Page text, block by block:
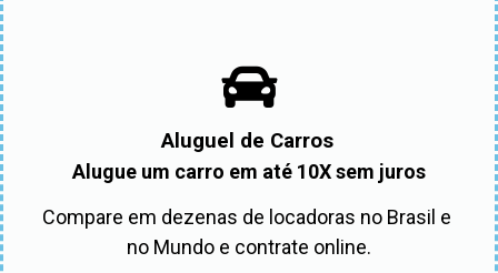
Aluguel de Carros
Alugue um carro em até 10X sem juros
Compare em dezenas de locadoras no Brasil e
no Mundo e contrate online.